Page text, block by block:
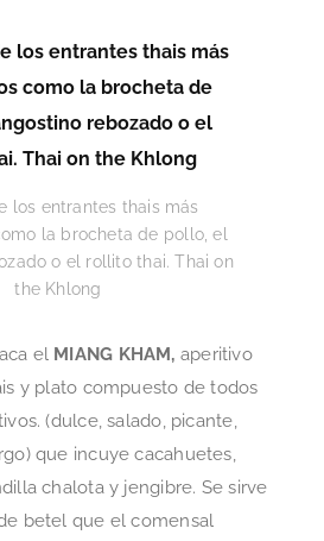
los entrantes thais más
la brocheta de pollo, el
o el rollito thai. Thai on
the Khlong
el MIANG KHAM, aperitivo
y plato compuesto de todos
(dulce, salado, picante,
que incuye cacahuetes,
chalota y jengibre. Se sirve
betel que el comensal